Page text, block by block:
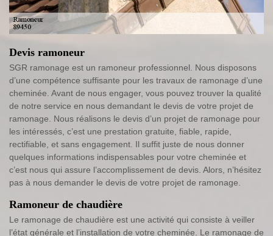
Devis ramoneur
SGR ramonage est un ramoneur professionnel. Nous disposons
d’une compétence suffisante pour les travaux de ramonage d’une
cheminée. Avant de nous engager, vous pouvez trouver la qualité
de notre service en nous demandant le devis de votre projet de
ramonage. Nous réalisons le devis d’un projet de ramonage pour
les intéressés, c’est une prestation gratuite, fiable, rapide,
rectifiable, et sans engagement. Il suffit juste de nous donner
quelques informations indispensables pour votre cheminée et
c’est nous qui assure l’accomplissement de devis. Alors, n’hésitez
pas à nous demander le devis de votre projet de ramonage.
Ramoneur de chaudière
Le ramonage de chaudière est une activité qui consiste à veiller
l’état générale et l’installation de votre cheminée. Le ramonage de